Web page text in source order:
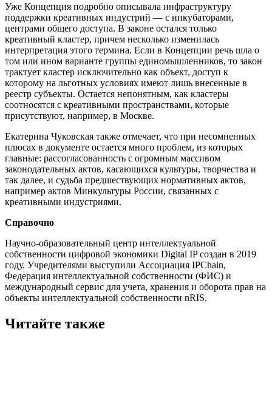
Уже Концепция подробно описывала инфраструктуру
поддержки креативных индустрий — с инкубаторами,
центрами общего доступа. В законе остался только
креативный кластер, причем несколько изменилась
интерпретация этого термина. Если в Концепции речь шла о
том или ином варианте группы единомышленников, то закон
трактует кластер исключительно как объект, доступ к
которому на льготных условиях имеют лишь внесенные в
реестр субъекты. Остается непонятным, как кластеры
соотносятся с креативными пространствами, которые
присутствуют, например, в Москве.
Екатерина Чуковская также отмечает, что при несомненных
плюсах в документе остается много проблем, из которых
главные: рассогласованность с огромным массивом
законодательных актов, касающихся культуры, творчества и
так далее, и судьба предшествующих нормативных актов,
например актов Минкультуры России, связанных с
креативными индустриями.
Справочно
Научно-образовательный центр интеллектуальной
собственности цифровой экономики Digital IP создан в 2019
году. Учредителями выступили Ассоциация IPChain,
Федерация интеллектуальной собственности (ФИС) и
международный сервис для учета, хранения и оборота прав на
объекты интеллектуальной собственности nRIS.
Читайте также